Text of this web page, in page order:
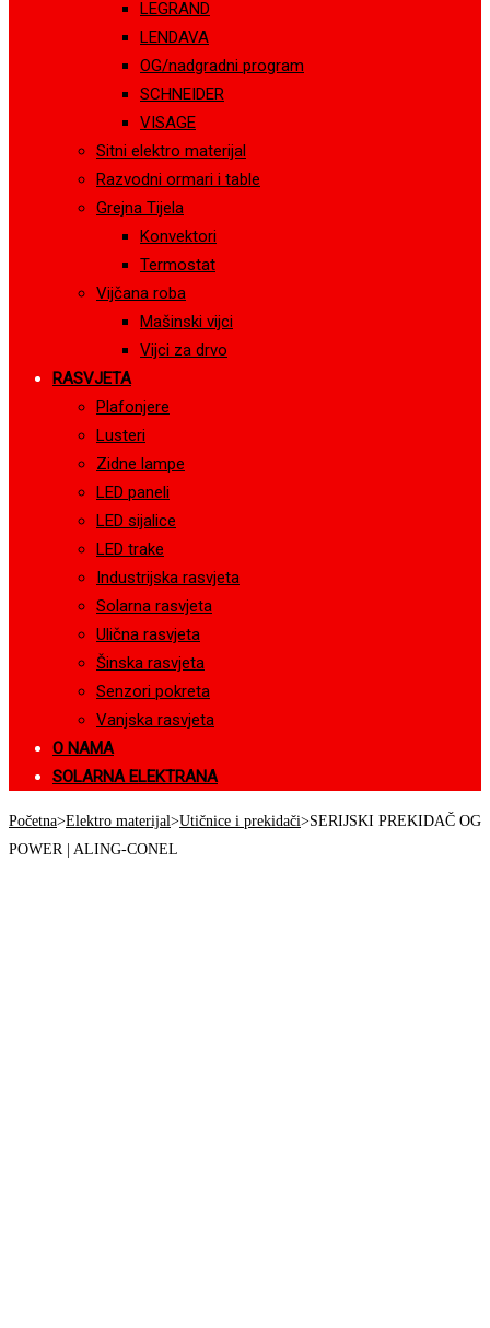
LEGRAND
LENDAVA
OG/nadgradni program
SCHNEIDER
VISAGE
Sitni elektro materijal
Razvodni ormari i table
Grejna Tijela
Konvektori
Termostat
Vijčana roba
Mašinski vijci
Vijci za drvo
RASVJETA
Plafonjere
Lusteri
Zidne lampe
LED paneli
LED sijalice
LED trake
Industrijska rasvjeta
Solarna rasvjeta
Ulična rasvjeta
Šinska rasvjeta
Senzori pokreta
Vanjska rasvjeta
O NAMA
SOLARNA ELEKTRANA
Početna>Elektro materijal>Utičnice i prekidači>SERIJSKI PREKIDAČ OG
POWER | ALING-CONEL